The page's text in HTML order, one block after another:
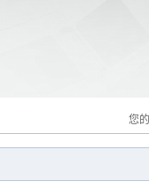
您